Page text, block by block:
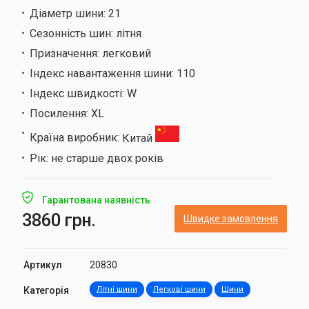
Діаметр шини: 21
Сезонність шин: літня
Призначення: легковий
Індекс навантаження шини: 110
Індекс швидкості: W
Посилення: XL
Країна виробник: Китай
Рік: не старше двох років
Гарантована наявність
3860 грн. Швидке замовлення
Артикул 20830
Категорія Літні шини Легкові шини Шини